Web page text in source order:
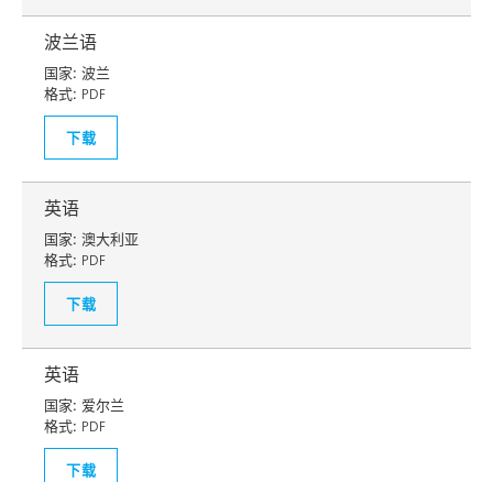
波兰语
国家: 波兰
格式: PDF
下载
英语
国家: 澳大利亚
格式: PDF
下载
英语
国家: 爱尔兰
格式: PDF
下载